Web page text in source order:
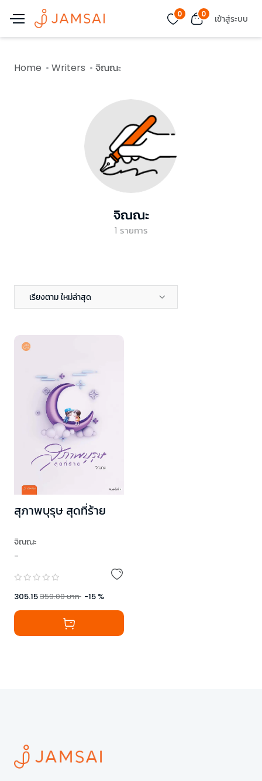
0 0 เข้าสู่ระบบ
Home Writers จิณณะ
จิณณะ
1 รายการ
เรียงตาม ใหม่ล่าสุด
สุภาพบุรุษ สุดที่ร้าย
จิณณะ
-
305.15359.00บาท -15 %